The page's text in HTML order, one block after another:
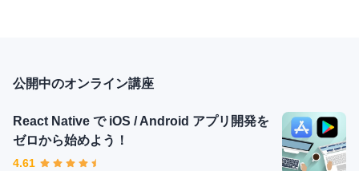
公開中のオンライン講座
React Native で iOS / Android アプリ開発を
ゼロから始めよう！
4.61